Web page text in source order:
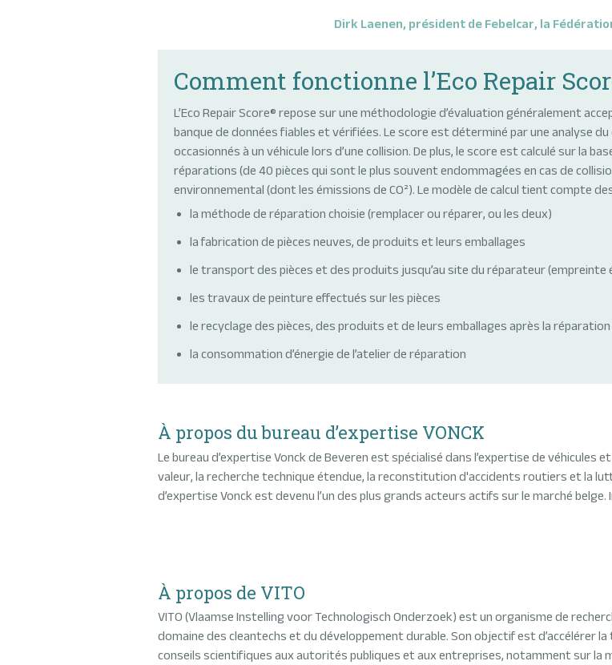
Dirk Laenen, président de Febelcar, la
Comment fonctionne l’Eco Repair
L’Eco Repair Score® repose sur une méthodologie d’évaluation généralement
banque de données fiables et vérifiées. Le score est déterminé par une analyse
occasionnés à un véhicule lors d’une collision. De plus, le score est calculé sur la
réparations (de 40 pièces qui sont le plus souvent endommagées en cas de
environnemental (dont les émissions de CO²). Le modèle de calcul tient compte
la méthode de réparation choisie (remplacer ou réparer, ou les deux)
la fabrication de pièces neuves, de produits et leurs emballages
le transport des pièces et des produits jusqu’au site du réparateur (empreinte
les travaux de peinture effectués sur les pièces
le recyclage des pièces, des produits et de leurs emballages après la réparation
la consommation d’énergie de l’atelier de réparation
À propos du bureau d’expertise VONCK
Le bureau d’expertise Vonck de Beveren est spécialisé dans l’expertise de véhicules
valeur, la recherche technique étendue, la reconstitution d'accidents routiers et la
d’expertise Vonck est devenu l’un des plus grands acteurs actifs sur le marché
À propos de VITO
VITO (Vlaamse Instelling voor Technologisch Onderzoek) est un organisme de
domaine des cleantechs et du développement durable. Son objectif est d’accélérer
conseils scientifiques aux autorités publiques et aux entreprises, notamment sur la